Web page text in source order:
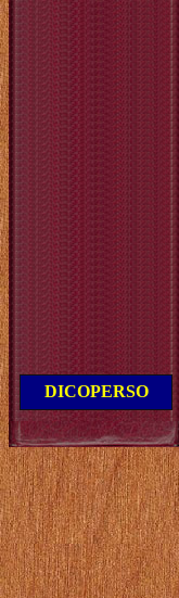
DICOPERSO